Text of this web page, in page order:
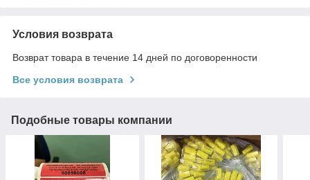
Условия возврата
Возврат товара в течение 14 дней по договоренности
Все условия возврата
Подобные товары компании